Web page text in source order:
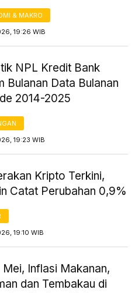
& MAKRO
19:26 WIB
NPL Kredit Bank
Bulanan Data Bulanan
2014-2025
19:23 WIB
Kripto Terkini,
Catat Perubahan 0,9%
19:10 WIB
Mei, Inflasi Makanan,
dan Tembakau di